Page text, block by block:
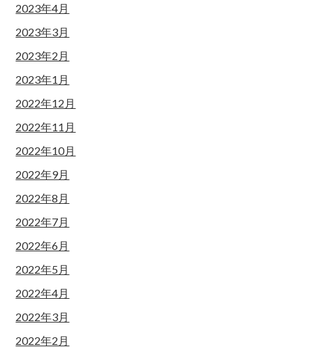
2023年4月
2023年3月
2023年2月
2023年1月
2022年12月
2022年11月
2022年10月
2022年9月
2022年8月
2022年7月
2022年6月
2022年5月
2022年4月
2022年3月
2022年2月